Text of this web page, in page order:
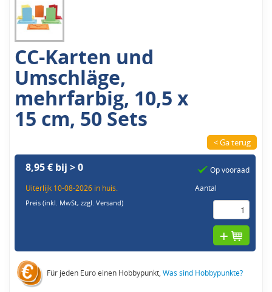
CC-Karten und
Umschläge,
mehrfarbig, 10,5 x
15 cm, 50 Sets
< Ga terug
8,95 € bij > 0
Uiterlijk 10-08-2026 in huis.
Preis (inkl. MwSt,zzgl. Versand)
Op vooraad
Aantal
Für jeden Euro einen Hobbypunkt,Was sind Hobbypunkte?